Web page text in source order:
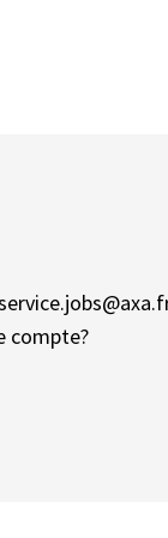
compte?